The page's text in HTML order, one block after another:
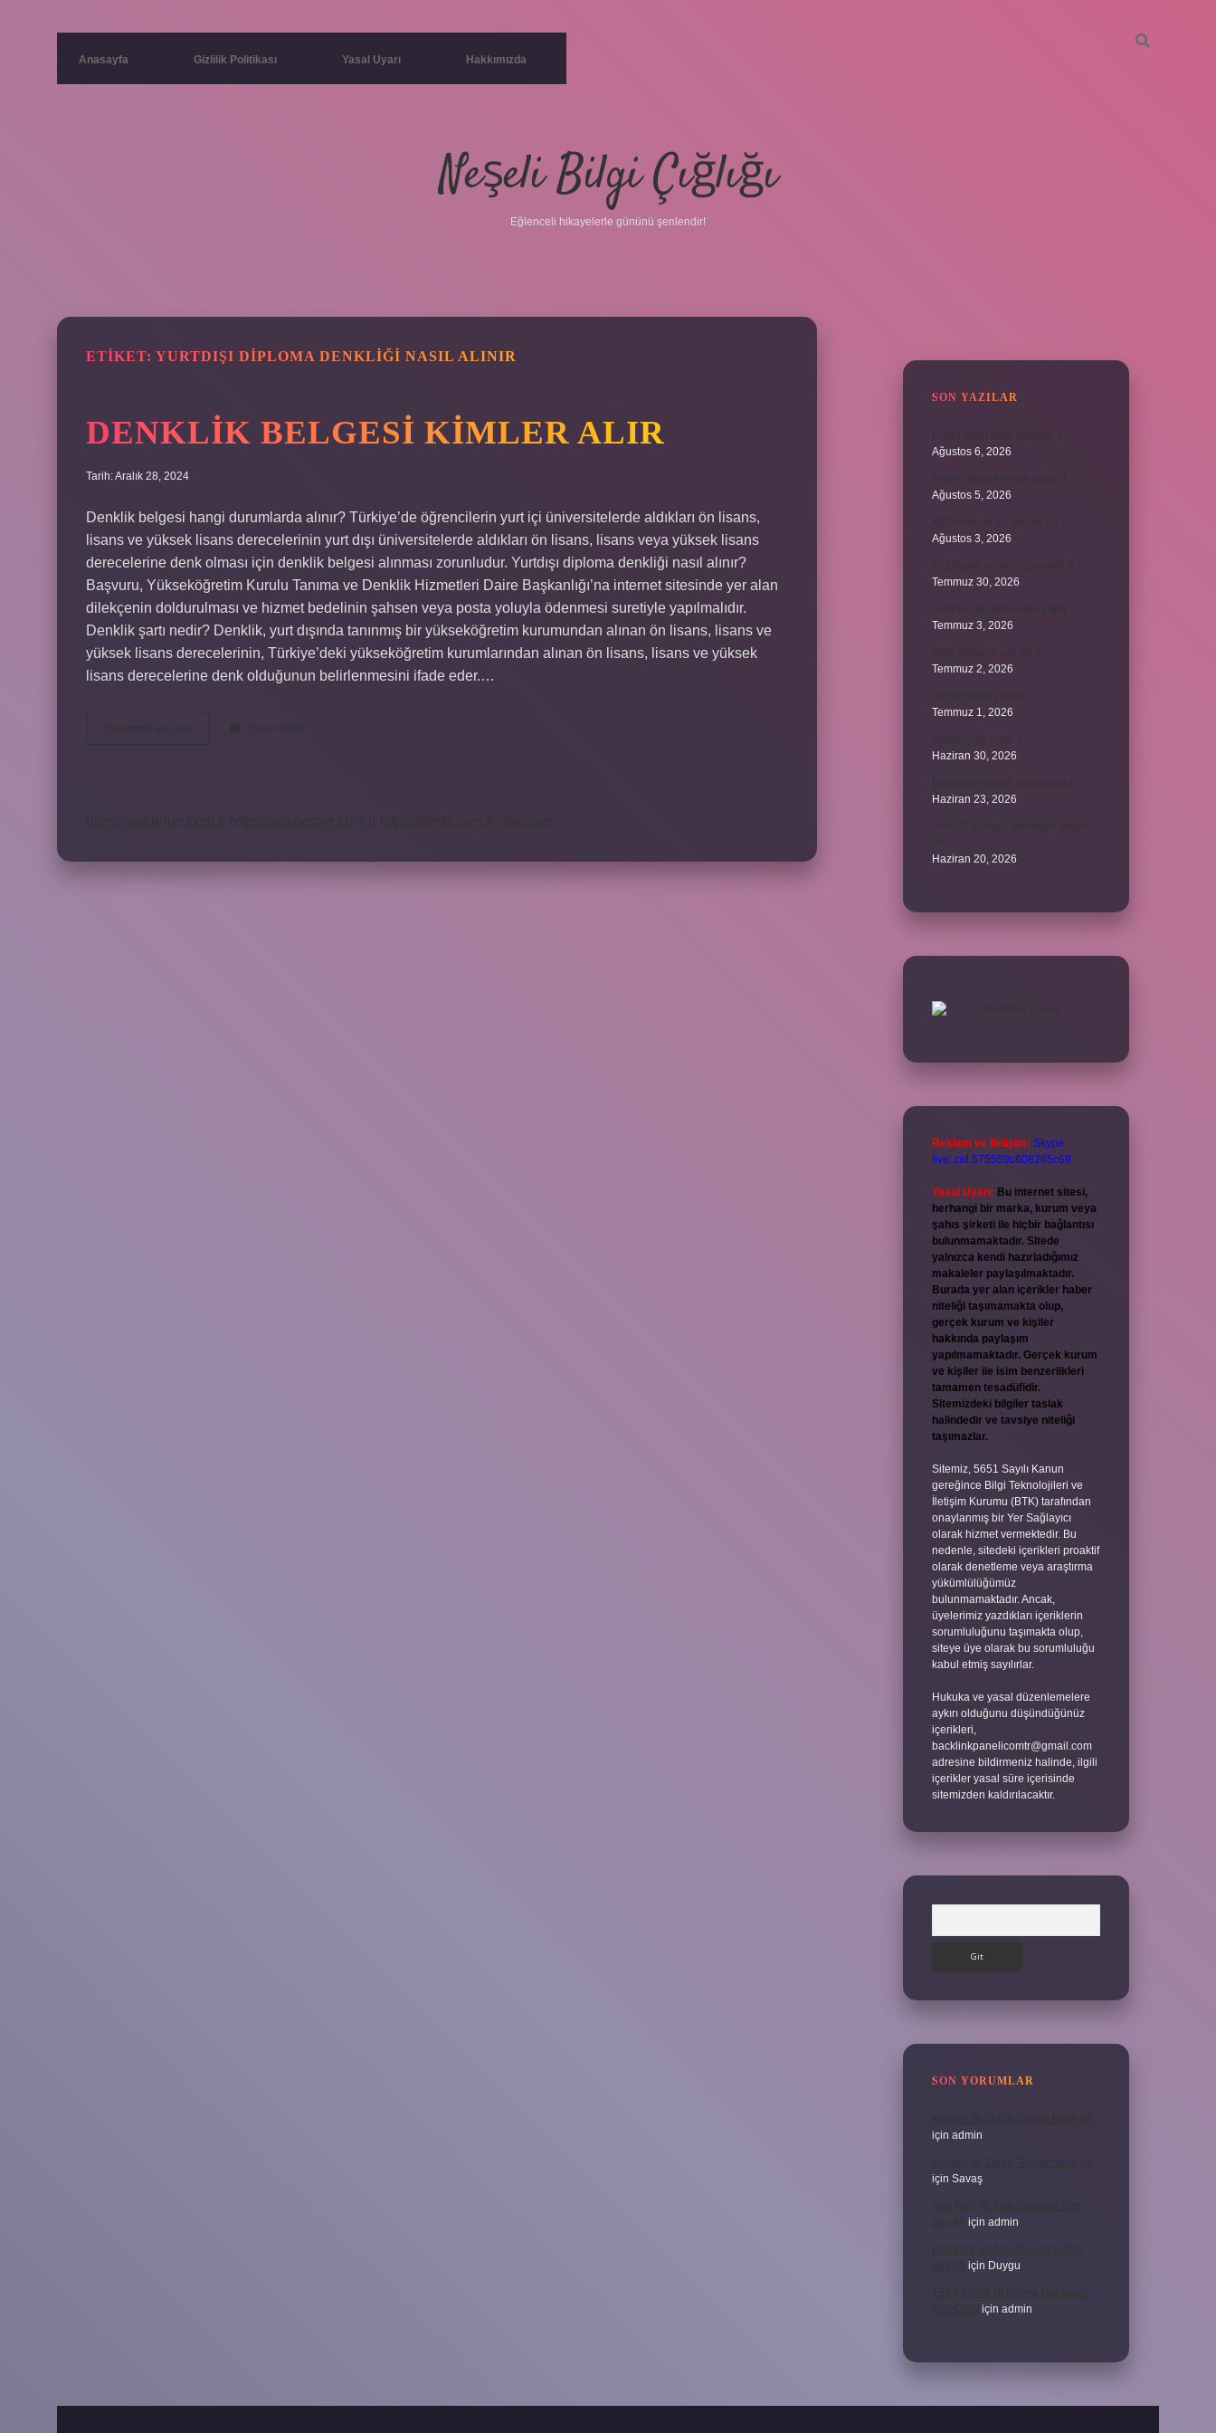
Anasayfa Gizlilik Politikası Yasal Uyarı Hakkımızda
Neşeli Bilgi Çığlığı
Eğlenceli hikayelerle gününü şenlendir!
ETIKET: YURTDIŞI DIPLOMA DENKLIĞI NASIL ALINIR
DENKLIK BELGESI KIMLER ALIR
Tarih: Aralık 28, 2024
Denklik belgesi hangi durumlarda alınır? Türkiye’de öğrencilerin yurt içi üniversitelerde aldıkları ön lisans,
lisans ve yüksek lisans derecelerinin yurt dışı üniversitelerde aldıkları ön lisans, lisans veya yüksek lisans
derecelerine denk olması için denklik belgesi alınması zorunludur. Yurtdışı diploma denkliği nasıl alınır?
Başvuru, Yükseköğretim Kurulu Tanıma ve Denklik Hizmetleri Daire Başkanlığı’na internet sitesinde yer alan
dilekçenin doldurulması ve hizmet bedelinin şahsen veya posta yoluyla ödenmesi suretiyle yapılmalıdır.
Denklik şartı nedir? Denklik, yurt dışında tanınmış bir yükseköğretim kurumundan alınan ön lisans, lisans ve
yüksek lisans derecelerinin, Türkiye’deki yükseköğretim kurumlarından alınan ön lisans, lisans ve yüksek
lisans derecelerine denk olduğunun belirlenmesini ifade eder.…
https://safderun.com.tr
SON YAZILAR
Ağustos 6, 2026
Ağustos 5, 2026
Ağustos 3, 2026
Temmuz 30, 2026
Temmuz 3, 2026
Temmuz 2, 2026
Temmuz 1, 2026
Haziran 30, 2026
Haziran 23, 2026
Haziran 20, 2026
Reklam ve İletişim: Skype:
live:.cid.575569c608265c69
Yasal Uyarı: Bu internet sitesi,
herhangi bir marka, kurum veya
şahıs şirketi ile hiçbir bağlantısı
bulunmamaktadır. Sitede
yalnızca kendi hazırladığımız
makaleler paylaşılmaktadır.
Burada yer alan içerikler haber
niteliği taşımamakta olup,
gerçek kurum ve kişiler
hakkında paylaşım
yapılmamaktadır. Gerçek kurum
ve kişiler ile isim benzerlikleri
tamamen tesadüfidir.
Sitemizdeki bilgiler taslak
halindedir ve tavsiye niteliği
taşımazlar.
Sitemiz, 5651 Sayılı Kanun
gereğince Bilgi Teknolojileri ve
İletişim Kurumu (BTK) tarafından
onaylanmış bir Yer Sağlayıcı
olarak hizmet vermektedir. Bu
nedenle, sitedeki içerikleri proaktif
olarak denetleme veya araştırma
yükümlülüğümüz
bulunmamaktadır. Ancak,
üyelerimiz yazdıkları içeriklerin
sorumluluğunu taşımakta olup,
siteye üye olarak bu sorumluluğu
kabul etmiş sayılırlar.
Hukuka ve yasal düzenlemelere
aykırı olduğunu düşündüğünüz
içerikleri,
backlinkpanelicomtr@gmail.com
adresine bildirmeniz halinde, ilgili
içerikler yasal süre içerisinde
sitemizden kaldırılacaktır.
SON YORUMLAR
Kumun Ve Zuhûr Teorisi Kime Ait
için admin
Kumun Ve Zuhûr Teorisi Kime Ait
için Savaş
Ana Fikir Ve Ana Düşünce Aynı
Şey Mi
için admin
Ana Fikir Ve Ana Düşünce Aynı
Şey Mi
için Duygu
1513 Tarihli Ilk Dünya Haritasını
Kim Çizdi
için admin